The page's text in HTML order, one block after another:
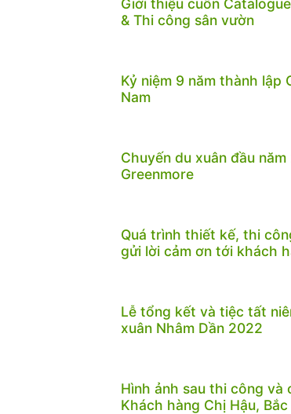
Giới thiệu cuốn
& Thi công sân vườn
Kỷ niệm 9 năm thành lập
Nam
Chuyến du xuân đầu
Greenmore
Quá trình thiết kế, thi
gửi lời cảm ơn tới khách
Lễ tổng kết và tiệc tất
xuân Nhâm Dần 2022
Hình ảnh sau thi công và
Khách hàng Chị Hậu, Bắc